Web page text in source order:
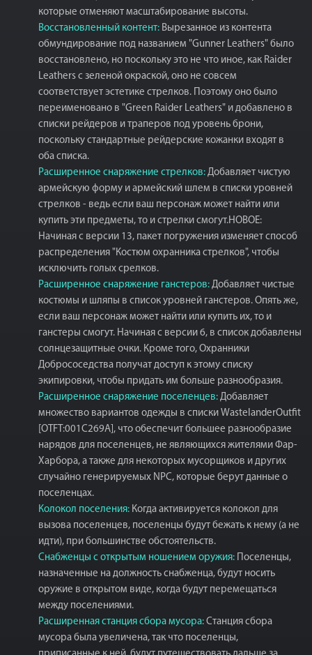
которые отменяют масштабирование высоты.
Восстановленный контент: Вырезанное из контента
обмундирование под названием "Gunner Leathers" было
восстановлено, но поскольку это не что иное, как Raider
Leathers с зеленой окраской, оно не совсем
соответствует эстетике стрелков. Поэтому оно было
переименовано в "Green Raider Leathers" и добавлено в
списки рейдеров и траперов под уровень брони,
поскольку стандартные рейдерские кожанки входят в
оба списка.
Расширенное снаряжение стрелков: Добавляет чистую
армейскую форму и армейский шлем в списки уровней
стрелков - ведь если ваш персонаж может найти или
купить эти предметы, то и стрелки смогут.НОВОЕ:
Начиная с версии 13, пакет погружения изменяет способ
распределения "Костюм охранника стрелков", чтобы
исключить голых срелков.
Расширенное снаряжение ганстеров: Добавляет чистые
костюмы и шляпы в список уровней ганстеров. Опять же,
если ваш персонаж может найти или купить их, то и
ганстеры смогут. Начиная с версии 6, в список добавлены
солнцезащитные очки. Кроме того, Охранники
Добрососедства получат доступ к этому списку
экипировки, чтобы придать им больше разнообразия.
Расширенное снаряжение поселенцев: Добавляет
множество вариантов одежды в списки WastelanderOutfit
[OTFT:001C269A], что обеспечит большее разнообразие
нарядов для поселенцев, не являющихся жителями Фар-
Харбора, а также для некоторых мусорщиков и других
случайно генерируемых NPC, которые берут данные о
поселенцах.
Колокол поселения: Когда активируется колокол для
вызова поселенцев, поселенцы будут бежать к нему (а не
идти), при большинстве обстоятельств.
Снабженцы с открытым ношением оружия: Поселенцы,
назначенные на должность снабженца, будут носить
оружие в открытом виде, когда будут перемещаться
между поселениями.
Расширенная станция сбора мусора: Станция сбора
мусора была увеличена, так что поселенцы,